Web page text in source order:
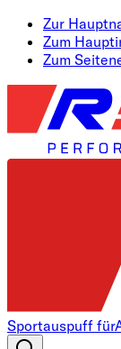
Zur
Zum
Zum
Sportauspuff für